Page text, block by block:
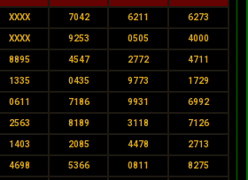
XXXX 7042 6211 6273
XXXX 9253 0505 4000
8895 4547 2772 4711
1335 0435 9773 1729
0611 7186 9931 6992
2563 8189 3118 7126
1403 2085 4478 2713
4698 5366 0811 8275